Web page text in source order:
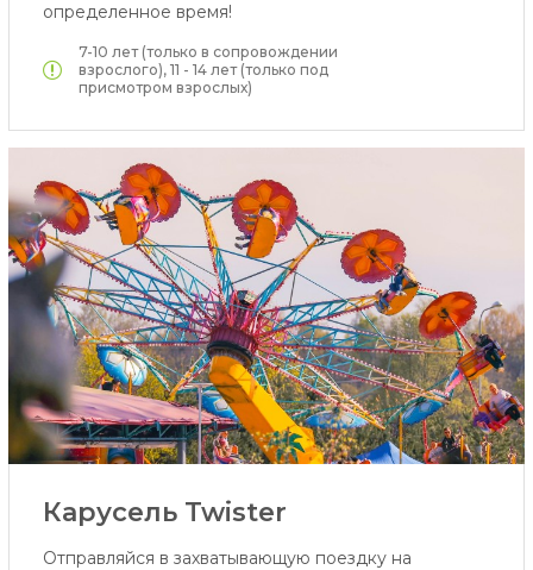
определенное время!
7-10 лет (только в сопровождении
взрослого), 11 - 14 лет (только под
присмотром взрослых)
Карусель Twister
Отправляйся в захватывающую поездку на